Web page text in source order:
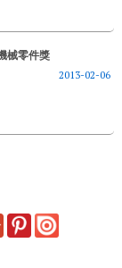
械零件獎
2013-02-06